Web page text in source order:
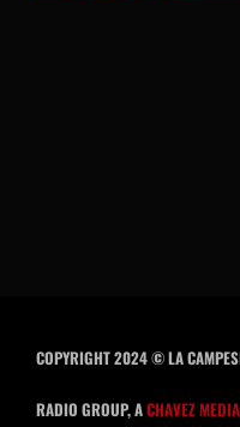
COPYRIGHT 2024 © LA
RADIO GROUP, ACHAVEZ MEDIA